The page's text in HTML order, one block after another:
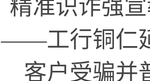
精准识诈强
——工行铜仁
客户受骗并